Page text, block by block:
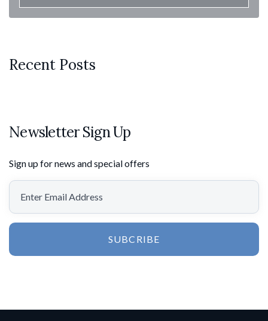
Recent Posts
Newsletter Sign Up
Sign up for news and special offers
SUBCRIBE